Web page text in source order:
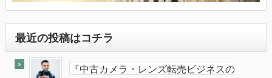
最近の投稿はコチラ
『中古カメラ・レンズ転売ビジネスの